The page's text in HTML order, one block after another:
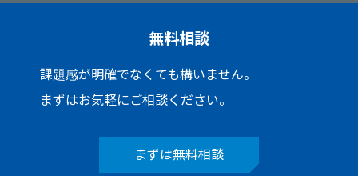
無料相談
課題感が明確でなくても構いません。
まずはお気軽にご相談ください。
まずは無料相談